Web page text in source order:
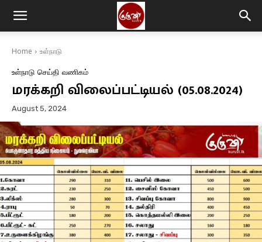
Home உள்நாடு
உள்நாடு செய்தி வணிகம்
மரக்கறி விலைப்பட்டியல் (05.08.2024)
August 5, 2024